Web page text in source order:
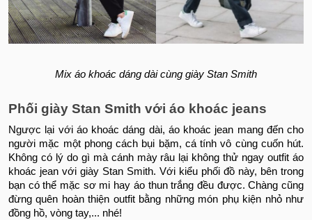
Mix áo khoác dáng dài cùng giày Stan Smith
Phối giày Stan Smith với áo khoác jeans
Ngược lại với áo khoác dáng dài, áo khoác jean mang đến cho
người mặc một phong cách bụi bặm, cá tính vô cùng cuốn hút.
Không có lý do gì mà cánh mày râu lại không thử ngay outfit áo
khoác jean với giày Stan Smith. Với kiểu phối đồ này, bên trong
bạn có thể mặc sơ mi hay áo thun trắng đều được. Chàng cũng
đừng quên hoàn thiện outfit bằng những món phụ kiện nhỏ như
đồng hồ, vòng tay,... nhé!